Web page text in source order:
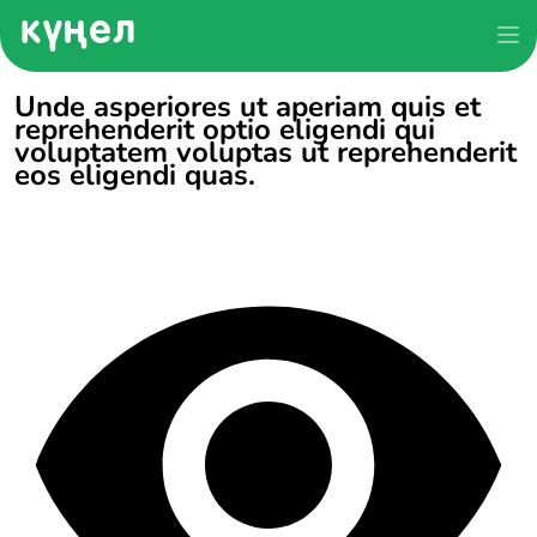
Unde asperiores ut aperiam quis et
reprehenderit optio eligendi qui
voluptatem voluptas ut reprehenderit
eos eligendi quas.